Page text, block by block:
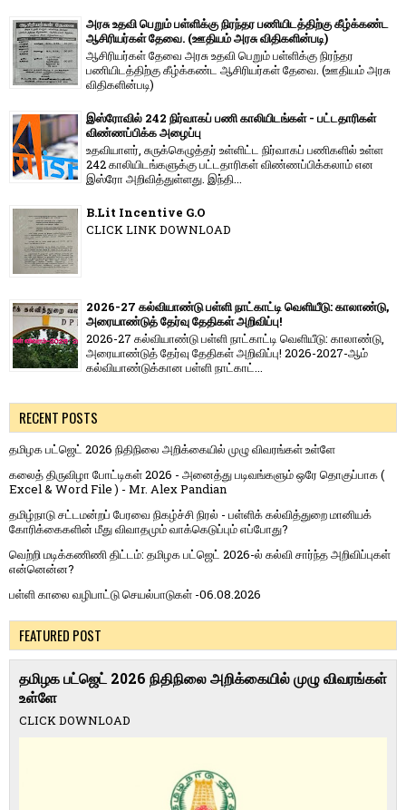
அரசு உதவி பெறும் பள்ளிக்கு நிரந்தர பணியிடத்திற்கு கீழ்க்கண்ட
ஆசிரியர்கள் தேவை. (ஊதியம் அரசு விதிகளின்படி)
ஆசிரியர்கள் தேவை அரசு உதவி பெறும் பள்ளிக்கு நிரந்தர
பணியிடத்திற்கு கீழ்க்கண்ட ஆசிரியர்கள் தேவை. (ஊதியம் அரசு
விதிகளின்படி)
இஸ்ரோவில் 242 நிர்வாகப் பணி காலியிடங்கள் - பட்டதாரிகள்
விண்ணப்பிக்க அழைப்பு
உதவியாளர், சுருக்கெழுத்தர் உள்ளிட்ட நிர்வாகப் பணிகளில் உள்ள
242 காலியிடங்களுக்கு பட்டதாரிகள் விண்ணப்பிக்கலாம் என
இஸ்ரோ அறிவித்துள்ளது. இந்தி...
B.Lit Incentive G.O
CLICK LINK DOWNLOAD
2026-27 கல்வியாண்டு பள்ளி நாட்காட்டி வெளியீடு: காலாண்டு,
அரையாண்டுத் தேர்வு தேதிகள் அறிவிப்பு!
2026-27 கல்வியாண்டு பள்ளி நாட்காட்டி வெளியீடு: காலாண்டு,
அரையாண்டுத் தேர்வு தேதிகள் அறிவிப்பு! 2026-2027-ஆம்
கல்வியாண்டுக்கான பள்ளி நாட்காட்...
RECENT POSTS
தமிழக பட்ஜெட் 2026 நிதிநிலை அறிக்கையில் முழு விவரங்கள் உள்ளே
கலைத் திருவிழா போட்டிகள் 2026 - அனைத்து படிவங்களும் ஒரே தொகுப்பாக (
Excel & Word File ) - Mr. Alex Pandian
தமிழ்நாடு சட்டமன்றப் பேரவை நிகழ்ச்சி நிரல் - பள்ளிக் கல்வித்துறை மானியக்
கோரிக்கைகளின் மீது விவாதமும் வாக்கெடுப்பும் எப்போது?
வெற்றி மடிக்கணிணி திட்டம்: தமிழக பட்ஜெட் 2026-ல் கல்வி சார்ந்த அறிவிப்புகள்
என்னென்ன?
பள்ளி காலை வழிபாட்டு செயல்பாடுகள் -06.08.2026
FEATURED POST
தமிழக பட்ஜெட் 2026 நிதிநிலை அறிக்கையில் முழு விவரங்கள்
உள்ளே
CLICK DOWNLOAD